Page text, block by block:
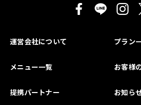
運営会社について プラン
メニュー一覧 お客様
提携パートナー お知ら